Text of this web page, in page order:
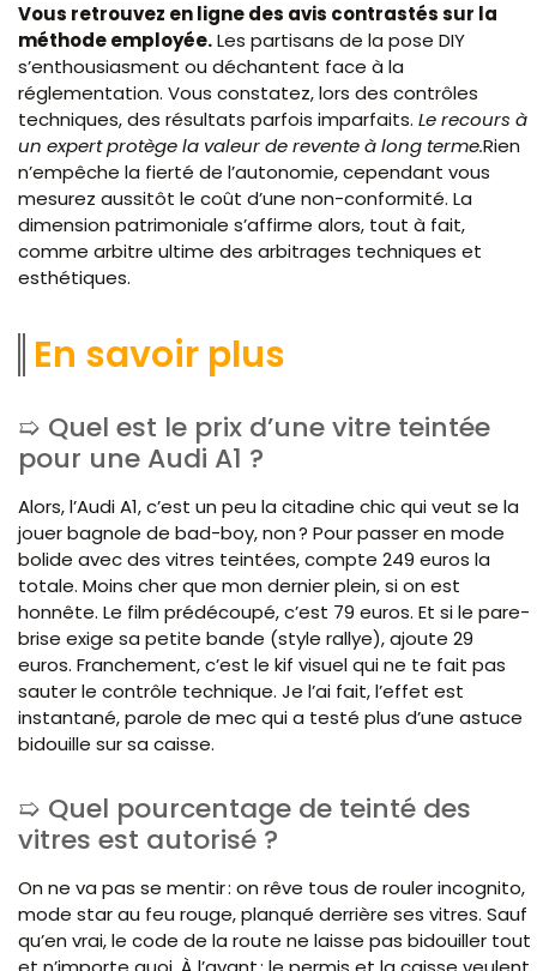
Vous retrouvez en ligne des avis contrastés sur la
méthode employée.Les partisans de la pose DIY
s’enthousiasment ou déchantent face à la
réglementation. Vous constatez, lors des contrôles
techniques, des résultats parfois imparfaits. Le recours à
un expert protège la valeur de revente à long terme.Rien
n’empêche la fierté de l’autonomie, cependant vous
mesurez aussitôt le coût d’une non-conformité. La
dimension patrimoniale s’affirme alors, tout à fait,
comme arbitre ultime des arbitrages techniques et
esthétiques.
En savoir plus
Quel est le prix d’une vitre teintée
pour une Audi A1 ?
Alors, l’Audi A1, c’est un peu la citadine chic qui veut se la
jouer bagnole de bad-boy, non ? Pour passer en mode
bolide avec des vitres teintées, compte 249 euros la
totale. Moins cher que mon dernier plein, si on est
honnête. Le film prédécoupé, c’est 79 euros. Et si le pare-
brise exige sa petite bande (style rallye), ajoute 29
euros. Franchement, c’est le kif visuel qui ne te fait pas
sauter le contrôle technique. Je l’ai fait, l’effet est
instantané, parole de mec qui a testé plus d’une astuce
bidouille sur sa caisse.
Quel pourcentage de teinté des
vitres est autorisé ?
On ne va pas se mentir : on rêve tous de rouler incognito,
mode star au feu rouge, planqué derrière ses vitres. Sauf
qu’en vrai, le code de la route ne laisse pas bidouiller tout